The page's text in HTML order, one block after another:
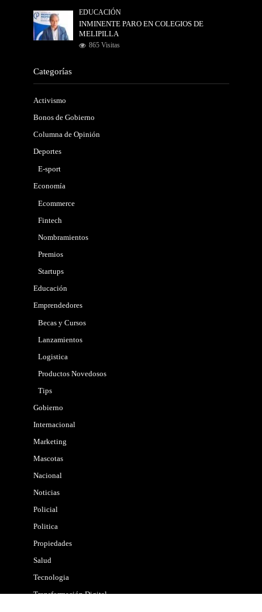
EDUCACIÓN
INMINENTE PARO EN COLEGIOS DE
MELIPILLA
865 Visitas
Categorías
Activismo
Bonos de Gobierno
Columna de Opinión
Deportes
E-sport
Economía
Ecommerce
Fintech
Nombramientos
Premios
Startups
Educación
Emprendedores
Becas y Cursos
Lanzamientos
Logistica
Productos Novedosos
Tips
Gobierno
Internacional
Marketing
Mascotas
Nacional
Noticias
Policial
Politica
Propiedades
Salud
Tecnologia
Transformación Digital